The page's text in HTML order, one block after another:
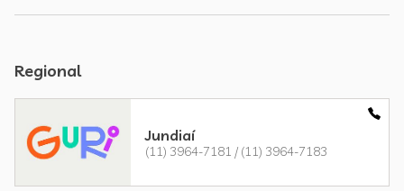
Regional
Jundiaí
(11) 3964-7181 / (11) 3964-7183